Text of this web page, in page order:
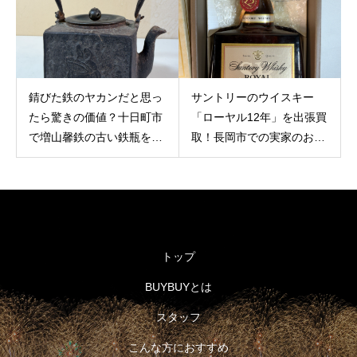
錆びた鉄のヤカンだと思っ
たら驚きの価値？十日町市
で増山馨鉄の古い鉄瓶を出
張買取
サントリーのウイスキー
「ローヤル12年」を出張買
取！長岡市での実家のお片
付けで古いお酒に価値が付
トップ
BUYBUYとは
スタッフ
こんな方におすすめ